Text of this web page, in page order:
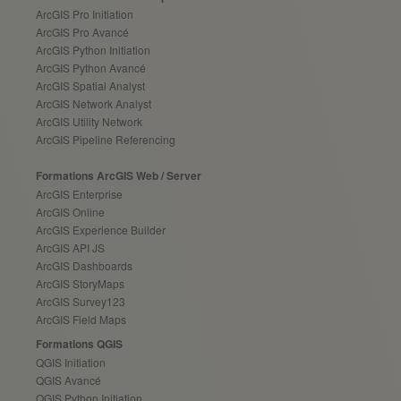
ArcGIS Pro Initiation
ArcGIS Pro Avancé
ArcGIS Python Initiation
ArcGIS Python Avancé
ArcGIS Spatial Analyst
ArcGIS Network Analyst
ArcGIS Utility Network
ArcGIS Pipeline Referencing
Formations ArcGIS Web / Server
ArcGIS Enterprise
ArcGIS Online
ArcGIS Experience Builder
ArcGIS API JS
ArcGIS Dashboards
ArcGIS StoryMaps
ArcGIS Survey123
ArcGIS Field Maps
Formations QGIS
QGIS Initiation
QGIS Avancé